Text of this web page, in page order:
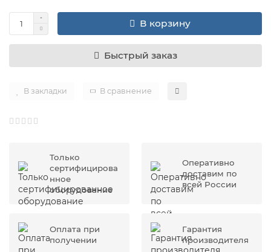
В корзину
Быстрый заказ
В закладки В сравнение
Только
сертифицирова
нное
оборудование
Оперативно
доставим по
всей России
Оплата при
получении
Гарантия
производителя